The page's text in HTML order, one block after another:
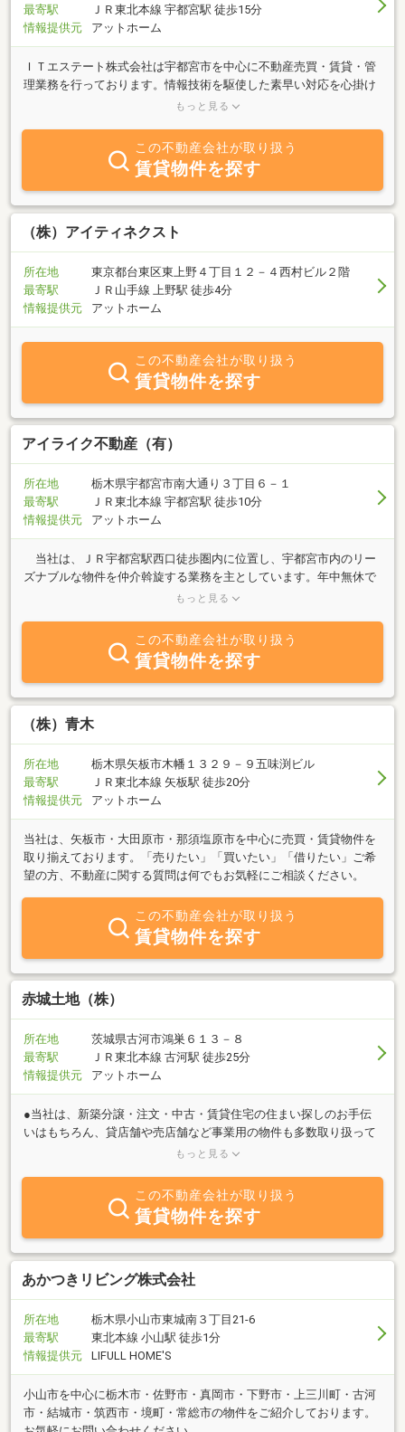
最寄駅
ＪＲ東北本線 宇都宮駅 徒歩15分
情報提供元
アットホーム
ＩＴエステート株式会社は宇都宮市を中心に不動産売買・賃貸・管
理業務を行っております。情報技術を駆使した素早い対応を心掛け
ております。また、不動産活用、任意売却、債務整理のご相談も承
のお手伝いをさせて頂いております。 不動産に関わるご相談はマ
ロニエプラザ北側にある「ＩＴエステート株式会社」にお任せ下さ
もっと見る
この不動産会社が取り扱う
賃貸物件を探す
（株）アイティネクスト
所在地
東京都台東区東上野４丁目１２－４西村ビル２階
最寄駅
ＪＲ山手線 上野駅 徒歩4分
情報提供元
アットホーム
この不動産会社が取り扱う
賃貸物件を探す
アイライク不動産（有）
所在地
栃木県宇都宮市南大通り３丁目６－１
最寄駅
ＪＲ東北本線 宇都宮駅 徒歩10分
情報提供元
アットホーム
当社は、ＪＲ宇都宮駅西口徒歩圏内に位置し、宇都宮市内のリー
ズナブルな物件を仲介斡旋する業務を主としています。年中無休で
各種相談の受付・生活福祉への対応・迅速な入居サービスをモット
もっと見る
この不動産会社が取り扱う
賃貸物件を探す
（株）青木
所在地
栃木県矢板市木幡１３２９－９五味渕ビル
最寄駅
ＪＲ東北本線 矢板駅 徒歩20分
情報提供元
アットホーム
当社は、矢板市・大田原市・那須塩原市を中心に売買・賃貸物件を
取り揃えております。「売りたい」「買いたい」「借りたい」ご希
望の方、不動産に関する質問は何でもお気軽にご相談ください。
この不動産会社が取り扱う
賃貸物件を探す
赤城土地（株）
所在地
茨城県古河市鴻巣６１３－８
最寄駅
ＪＲ東北本線 古河駅 徒歩25分
情報提供元
アットホーム
●当社は、新築分譲・注文・中古・賃貸住宅の住まい探しのお手伝
いはもちろん、貸店舗や売店舗など事業用の物件も多数取り扱って
おります。●注文住宅、分譲住宅ともに、発泡断熱吹き付けが標準
望の学区等でお探しのかたはぜひお問合わせ下さい。●店頭でのみ
ご紹介している土地情報もございますのでお気軽にお問い合わせ下
もっと見る
この不動産会社が取り扱う
賃貸物件を探す
あかつきリビング株式会社
所在地
栃木県小山市東城南３丁目21-6
最寄駅
東北本線 小山駅 徒歩1分
情報提供元
LIFULL HOME'S
小山市を中心に栃木市・佐野市・真岡市・下野市・上三川町・古河
市・結城市・筑西市・境町・常総市の物件をご紹介しております。